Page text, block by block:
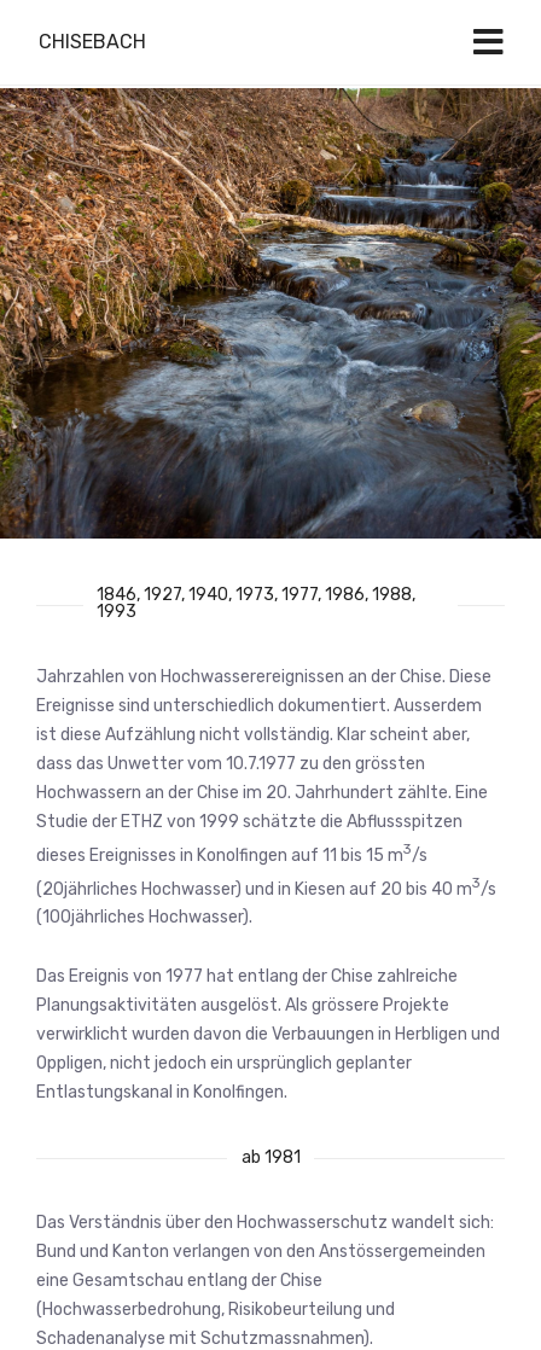
CHISEBACH
1846, 1927, 1940, 1973, 1977, 1986, 1988,
1993
Jahrzahlen von Hochwasserereignissen an der Chise. Diese
Ereignisse sind unterschiedlich dokumentiert. Ausserdem
ist diese Aufzählung nicht vollständig. Klar scheint aber,
dass das Unwetter vom 10.7.1977 zu den grössten
Hochwassern an der Chise im 20. Jahrhundert zählte. Eine
Studie der ETHZ von 1999 schätzte die Abflussspitzen
dieses Ereignisses in Konolfingen auf 11 bis 15 m3/s
(20jährliches Hochwasser) und in Kiesen auf 20 bis 40 m3/s
(100jährliches Hochwasser).
Das Ereignis von 1977 hat entlang der Chise zahlreiche
Planungsaktivitäten ausgelöst. Als grössere Projekte
verwirklicht wurden davon die Verbauungen in Herbligen und
Oppligen, nicht jedoch ein ursprünglich geplanter
Entlastungskanal in Konolfingen.
ab 1981
Das Verständnis über den Hochwasserschutz wandelt sich:
Bund und Kanton verlangen von den Anstössergemeinden
eine Gesamtschau entlang der Chise
(Hochwasserbedrohung, Risikobeurteilung und
Schadenanalyse mit Schutzmassnahmen).